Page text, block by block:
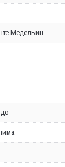
Медельин